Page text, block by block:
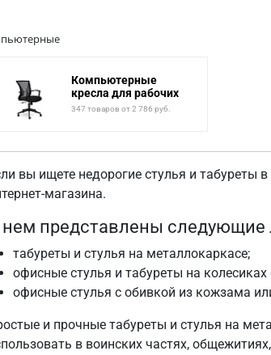
Компьютерные
кресла для рабочих
347 товаров от 2 786 руб.
вы ищете недорогие стулья и табуреты
магазина.
представлены следующие
табуреты и стулья на металлокаркасе;
офисные стулья и табуреты на
офисные стулья с обивкой из кожзама
и прочные табуреты и стулья на
в воинских частях,